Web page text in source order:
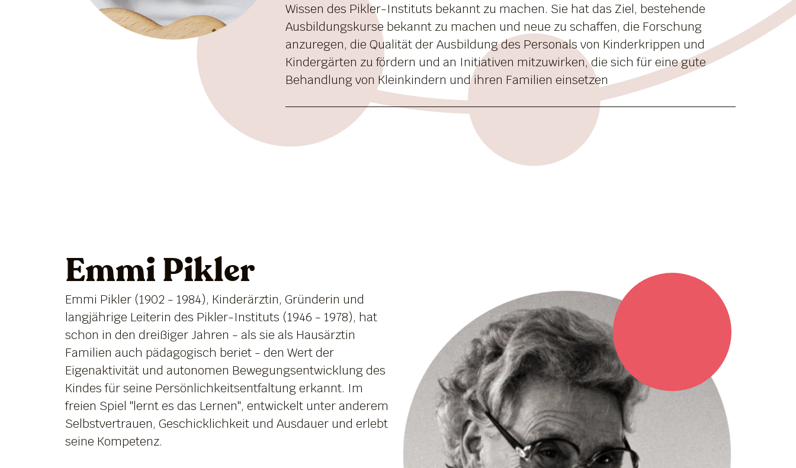
Wissen des Pikler-Instituts bekannt zu machen. Sie hat das Ziel, bestehende
Ausbildungskurse bekannt zu machen und neue zu schaffen, die Forschung
anzuregen, die Qualität der Ausbildung des Personals von Kinderkrippen und
Kindergärten zu fördern und an Initiativen mitzuwirken, die sich für eine gute
Behandlung von Kleinkindern und ihren Familien einsetzen
Emmi Pikler
Emmi Pikler (1902 - 1984), Kinderärztin, Gründerin und
langjährige Leiterin des Pikler-Instituts (1946 - 1978), hat
schon in den dreißiger Jahren - als sie als Hausärztin
Familien auch pädagogisch beriet - den Wert der
Eigenaktivität und autonomen Bewegungsentwicklung des
Kindes für seine Persönlichkeitsentfaltung erkannt. Im
freien Spiel "lernt es das Lernen", entwickelt unter anderem
Selbstvertrauen, Geschicklichkeit und Ausdauer und erlebt
seine Kompetenz.